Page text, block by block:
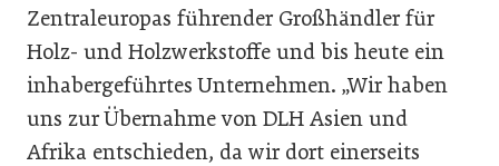
Zentraleuropas führender Großhändler für
Holz- und Holzwerkstoffe und bis heute ein
inhabergeführtes Unternehmen. „Wir haben
uns zur Übernahme von DLH Asien und
Afrika entschieden, da wir dort einerseits